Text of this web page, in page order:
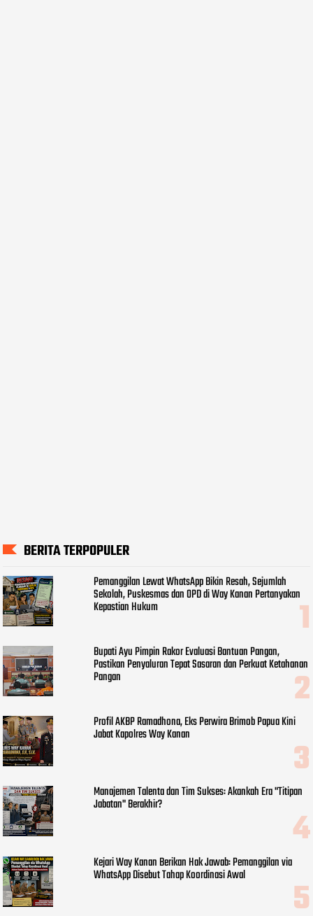
BERITA TERPOPULER
Pemanggilan Lewat WhatsApp Bikin Resah, Sejumlah
Sekolah, Puskesmas dan OPD di Way Kanan Pertanyakan
Kepastian Hukum
Bupati Ayu Pimpin Rakor Evaluasi Bantuan Pangan,
Pastikan Penyaluran Tepat Sasaran dan Perkuat Ketahanan
Pangan
Profil AKBP Ramadhona, Eks Perwira Brimob Papua Kini
Jabat Kapolres Way Kanan
Manajemen Talenta dan Tim Sukses: Akankah Era "Titipan
Jabatan" Berakhir?
Kejari Way Kanan Berikan Hak Jawab: Pemanggilan via
WhatsApp Disebut Tahap Koordinasi Awal